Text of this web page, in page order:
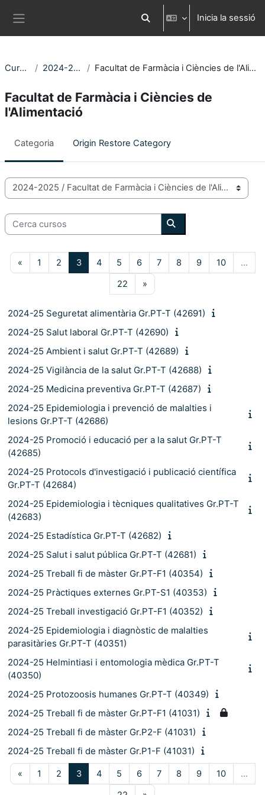
Commuta l'entrada de la cerca
Inicia la sessió
Cursos 2024-2025 Facultat de Farmàcia i Ciències de l'Alimentació
Facultat de Farmàcia i Ciències de
l'Alimentació
Categoria Origin Restore Category
Categories de Cursos
Cerca cursos
Cerca cursos
«Pàgina anterior
1 Pàgina 1
2Pàgina 2
3Pàgina 3
4Pàgina 4
5Pàgina 5
6Pàgina 6
7Pàgina 7
8Pàgina 8
9Pàgina 9
10Pàgina 10
…
22 Pàgina 22
»
2024-25 Seguretat alimentària Gr.PT-T (42691)
2024-25 Salut laboral Gr.PT-T (42690)
2024-25 Ambient i salut Gr.PT-T (42689)
2024-25 Vigilància de la salut Gr.PT-T (42688)
2024-25 Medicina preventiva Gr.PT-T (42687)
2024-25 Epidemiologia i prevenció de malalties i
lesions Gr.PT-T (42686)
2024-25 Promoció i educació per a la salut Gr.PT-T
(42685)
2024-25 Protocols d'investigació i publicació científica
Gr.PT-T (42684)
2024-25 Epidemiologia i tècniques qualitatives Gr.PT-T
(42683)
2024-25 Estadística Gr.PT-T (42682)
2024-25 Salut i salut pública Gr.PT-T (42681)
2024-25 Treball fi de màster Gr.PT-F1 (40354)
2024-25 Pràctiques externes Gr.PT-S1 (40353)
2024-25 Treball investigació Gr.PT-F1 (40352)
2024-25 Epidemiologia i diagnòstic de malalties
parasitàries Gr.PT-T (40351)
2024-25 Helmintiasi i entomologia mèdica Gr.PT-T
(40350)
2024-25 Protozoosis humanes Gr.PT-T (40349)
2024-25 Treball fi de màster Gr.PT-F1 (41031)
2024-25 Treball fi de màster Gr.P2-F (41031)
2024-25 Treball fi de màster Gr.P1-F (41031)
«Pàgina anterior
1 Pàgina 1
2Pàgina 2
3Pàgina 3
4Pàgina 4
5Pàgina 5
6Pàgina 6
7Pàgina 7
8Pàgina 8
9Pàgina 9
10Pàgina 10
…